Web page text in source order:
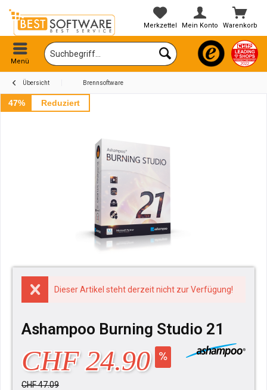
Warenkorb
Merkzettel Mein Konto
Menü
Übersicht Brennsoftware
47% Reduziert
Dieser Artikel steht derzeit nicht zur Verfügung!
Ashampoo Burning Studio 21
CHF 24.90
CHF 47.09